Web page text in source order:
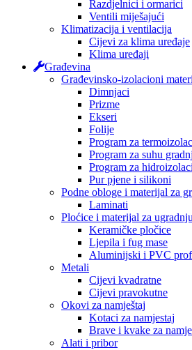
Razdjelnici i ormarici
Ventili miješajući
Klimatizacija i ventilacija
Cijevi za klima uređaje
Klima uređaji
Građevina
Građevinsko-izolacioni
Dimnjaci
Prizme
Ekseri
Folije
Program za
Program za suhu
Program za
Pur pjene i silikoni
Podne obloge i materijal za
Laminati
Ploćice i materijal za ugradnju
Keramičke pločice
Ljepila i fug mase
Aluminijski i PVC
Metali
Cijevi kvadratne
Cijevi pravokutne
Okovi za namještaj
Kotaci za namjestaj
Brave i kvake za
Alati i pribor